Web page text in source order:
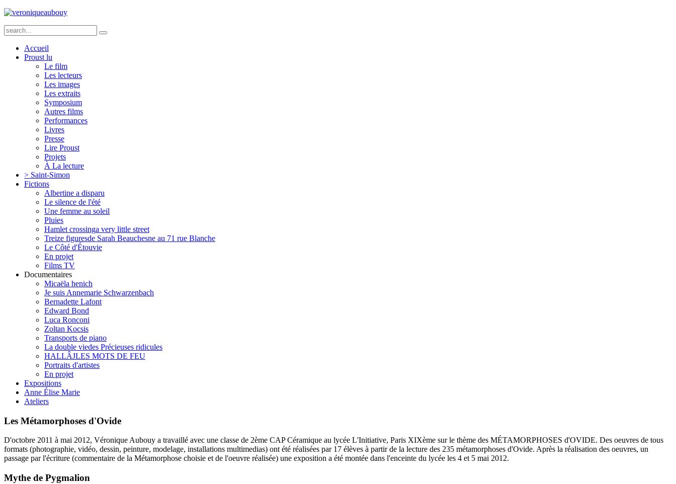
Accueil
Proust lu
Le film
Les lecteurs
Les images
Les extraits
Symposium
Autres films
Performances
Livres
Presse
Lire Proust
Projets
À La lecture
> Saint-Simon
Fictions
Albertine a disparu
Le silence de l'été
Une femme au soleil
Pluies
Hamlet crossinga very little street
Treize figuresde Sarah Beauchesne au 71 rue Blanche
Le Côté d'Étouvie
En projet
Films TV
Documentaires
Micaëla henich
Je suis Annemarie Schwarzenbach
Bernadette Lafont
Edward Bond
Luca Ronconi
Zoltan Kocsis
Transports de piano
La double viedes Précieuses ridicules
HALLÂJLES MOTS DE FEU
Portraits d'artistes
En projet
Expositions
Anne Élise Marie
Ateliers
Les Métamorphoses d'Ovide
D'octobre 2011 à mai 2012, Véronique Aubouy a travaillé avec une classe de 2ème CAP Céramique au lycée L'Initiative, Paris XIXème sur le thème des MÉTAMORPHOSES d'OVIDE. Des oeuvres de tous
formats (photographie, vidéo, dessin, peinture, modelage, installations multimedias) ont été réalisées par 17 élèves à partir de la lecture des 235 métamorphoses d'Ovide. Après la réalisation des oeuvres, un
passage par l'écriture (commentaire de la Métamorphose choisie et de l'oeuvre réalisée) une exposition a été montée dans l'enceinte du lycée les 4 et 5 mai 2012.
Mythe de Pygmalion